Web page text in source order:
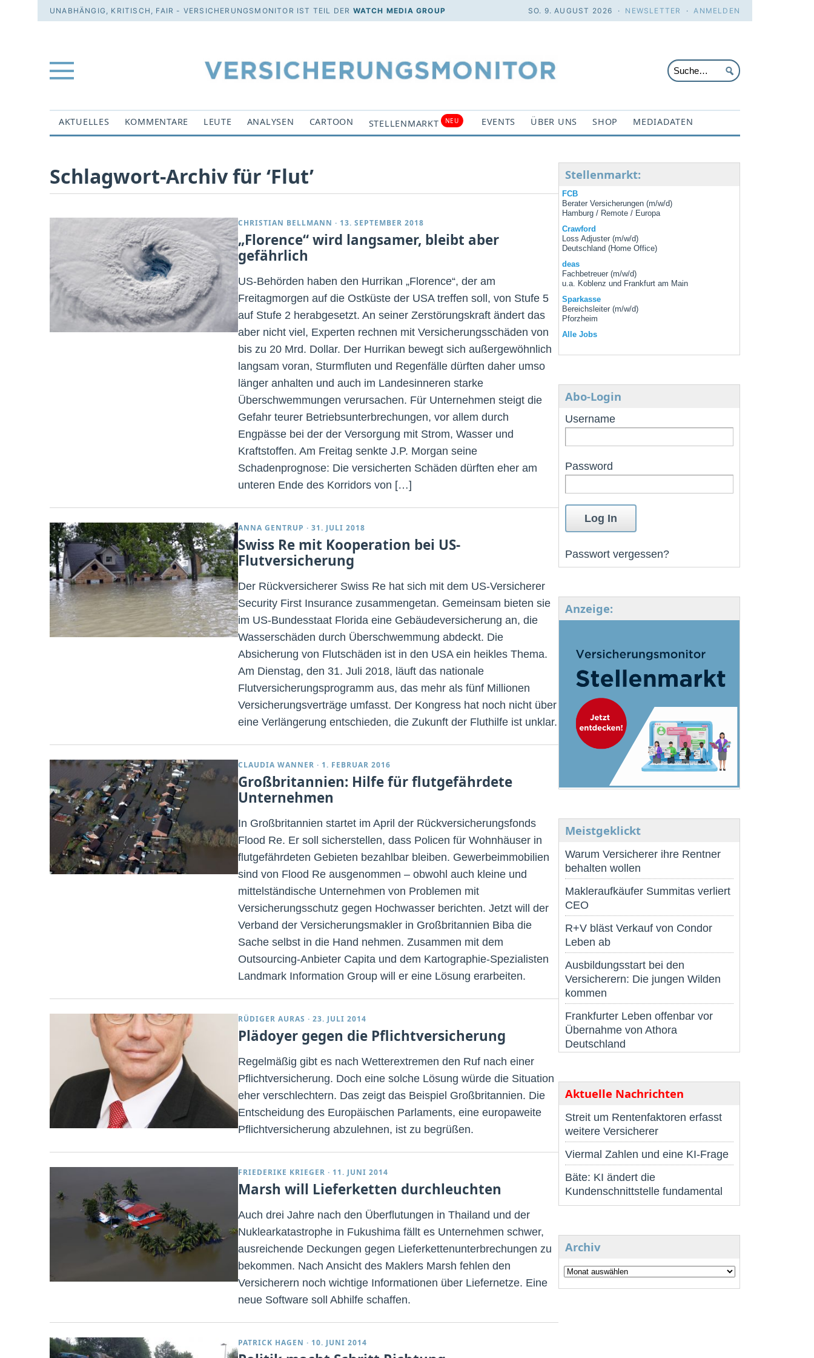
UNABHÄNGIG, KRITISCH, FAIR - VERSICHERUNGSMONITOR IST TEIL DER WATCH MEDIA GROUP SO. 9. AUGUST 2026 · NEWSLETTER ·ANMELDEN
AKTUELLES KOMMENTARE LEUTE ANALYSEN CARTOON STELLENMARKT NEU EVENTS ÜBER UNS SHOP MEDIADATEN
Schlagwort-Archiv für ‘Flut’
CHRISTIAN BELLMANN · 13. SEPTEMBER 2018
„Florence“ wird langsamer, bleibt aber
gefährlich
US-Behörden haben den Hurrikan „Florence“, der am
Freitagmorgen auf die Ostküste der USA treffen soll, von Stufe 5
auf Stufe 2 herabgesetzt. An seiner Zerstörungskraft ändert das
aber nicht viel, Experten rechnen mit Versicherungsschäden von
bis zu 20 Mrd. Dollar. Der Hurrikan bewegt sich außergewöhnlich
langsam voran, Sturmfluten und Regenfälle dürften daher umso
länger anhalten und auch im Landesinneren starke
Überschwemmungen verursachen. Für Unternehmen steigt die
Gefahr teurer Betriebsunterbrechungen, vor allem durch
Engpässe bei der der Versorgung mit Strom, Wasser und
Kraftstoffen. Am Freitag senkte J.P. Morgan seine
Schadenprognose: Die versicherten Schäden dürften eher am
unteren Ende des Korridors von […]
ANNA GENTRUP · 31. JULI 2018
Swiss Re mit Kooperation bei US-
Flutversicherung
Der Rückversicherer Swiss Re hat sich mit dem US-Versicherer
Security First Insurance zusammengetan. Gemeinsam bieten sie
im US-Bundesstaat Florida eine Gebäudeversicherung an, die
Wasserschäden durch Überschwemmung abdeckt. Die
Absicherung von Flutschäden ist in den USA ein heikles Thema.
Am Dienstag, den 31. Juli 2018, läuft das nationale
Flutversicherungsprogramm aus, das mehr als fünf Millionen
Versicherungsverträge umfasst. Der Kongress hat noch nicht über
eine Verlängerung entschieden, die Zukunft der Fluthilfe ist unklar.
CLAUDIA WANNER · 1. FEBRUAR 2016
Großbritannien: Hilfe für flutgefährdete
Unternehmen
In Großbritannien startet im April der Rückversicherungsfonds
Flood Re. Er soll sicherstellen, dass Policen für Wohnhäuser in
flutgefährdeten Gebieten bezahlbar bleiben. Gewerbeimmobilien
sind von Flood Re ausgenommen – obwohl auch kleine und
mittelständische Unternehmen von Problemen mit
Versicherungsschutz gegen Hochwasser berichten. Jetzt will der
Verband der Versicherungsmakler in Großbritannien Biba die
Sache selbst in die Hand nehmen. Zusammen mit dem
Outsourcing-Anbieter Capita und dem Kartographie-Spezialisten
Landmark Information Group will er eine Lösung erarbeiten.
RÜDIGER AURAS · 23. JULI 2014
Plädoyer gegen die Pflichtversicherung
Regelmäßig gibt es nach Wetterextremen den Ruf nach einer
Pflichtversicherung. Doch eine solche Lösung würde die Situation
eher verschlechtern. Das zeigt das Beispiel Großbritannien. Die
Entscheidung des Europäischen Parlaments, eine europaweite
Pflichtversicherung abzulehnen, ist zu begrüßen.
FRIEDERIKE KRIEGER · 11. JUNI 2014
Marsh will Lieferketten durchleuchten
Auch drei Jahre nach den Überflutungen in Thailand und der
Nuklearkatastrophe in Fukushima fällt es Unternehmen schwer,
ausreichende Deckungen gegen Lieferkettenunterbrechungen zu
bekommen. Nach Ansicht des Maklers Marsh fehlen den
Versicherern noch wichtige Informationen über Liefernetze. Eine
neue Software soll Abhilfe schaffen.
PATRICK HAGEN · 10. JUNI 2014
Stellenmarkt:
FCB
Berater Versicherungen (m/w/d)
Hamburg / Remote / Europa
Crawford
Loss Adjuster (m/w/d)
Deutschland (Home Office)
deas
Fachbetreuer (m/w/d)
u.a. Koblenz und Frankfurt am Main
Sparkasse
Bereichsleiter (m/w/d)
Pforzheim
Alle Jobs
Abo-Login
Username
Password
Passwort vergessen?
Anzeige:
Meistgeklickt
Warum Versicherer ihre Rentner
behalten wollen
Makleraufkäufer Summitas verliert
CEO
R+V bläst Verkauf von Condor
Leben ab
Ausbildungsstart bei den
Versicherern: Die jungen Wilden
kommen
Frankfurter Leben offenbar vor
Übernahme von Athora
Deutschland
Aktuelle Nachrichten
Streit um Rentenfaktoren erfasst
weitere Versicherer
Viermal Zahlen und eine KI-Frage
Bäte: KI ändert die
Kundenschnittstelle fundamental
Archiv